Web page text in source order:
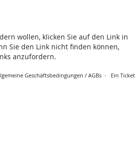
wollen, klicken Sie auf den Link in
Sie den Link nicht finden können,
anzufordern.
Geschäftsbedingungen / AGBs Ein